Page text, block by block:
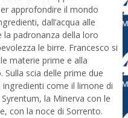
approfondire il mondo
dall’acqua alle
la padronanza della loro
le birre. Francesco si
materie prime e alla
scia delle prime due
come il limone di
la Minerva con le
con la noce di Sorrento.